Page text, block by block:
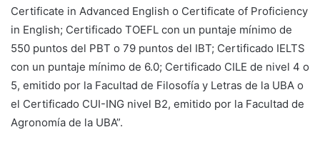
Certificate in Advanced English o Certificate of Proficiency
in English; Certificado TOEFL con un puntaje mínimo de
550 puntos del PBT o 79 puntos del IBT; Certificado IELTS
con un puntaje mínimo de 6.0; Certificado CILE de nivel 4 o
5, emitido por la Facultad de Filosofía y Letras de la UBA o
el Certificado CUI-ING nivel B2, emitido por la Facultad de
Agronomía de la UBA”.